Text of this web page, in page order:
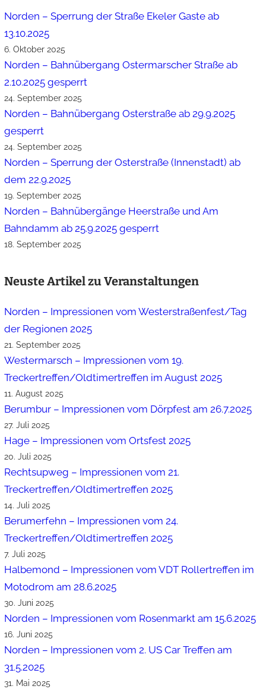
Norden – Sperrung der Straße Ekeler Gaste ab
13.10.2025
6. Oktober 2025
Norden – Bahnübergang Ostermarscher Straße ab
2.10.2025 gesperrt
24. September 2025
Norden – Bahnübergang Osterstraße ab 29.9.2025
gesperrt
24. September 2025
Norden – Sperrung der Osterstraße (Innenstadt) ab
dem 22.9.2025
19. September 2025
Norden – Bahnübergänge Heerstraße und Am
Bahndamm ab 25.9.2025 gesperrt
18. September 2025
Neuste Artikel zu Veranstaltungen
Norden – Impressionen vom Westerstraßenfest/Tag
der Regionen 2025
21. September 2025
Westermarsch – Impressionen vom 19.
Treckertreffen/Oldtimertreffen im August 2025
11. August 2025
Berumbur – Impressionen vom Dörpfest am 26.7.2025
27. Juli 2025
Hage – Impressionen vom Ortsfest 2025
20. Juli 2025
Rechtsupweg – Impressionen vom 21.
Treckertreffen/Oldtimertreffen 2025
14. Juli 2025
Berumerfehn – Impressionen vom 24.
Treckertreffen/Oldtimertreffen 2025
7. Juli 2025
Halbemond – Impressionen vom VDT Rollertreffen im
Motodrom am 28.6.2025
30. Juni 2025
Norden – Impressionen vom Rosenmarkt am 15.6.2025
16. Juni 2025
Norden – Impressionen vom 2. US Car Treffen am
31.5.2025
31. Mai 2025